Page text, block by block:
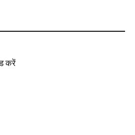
करें